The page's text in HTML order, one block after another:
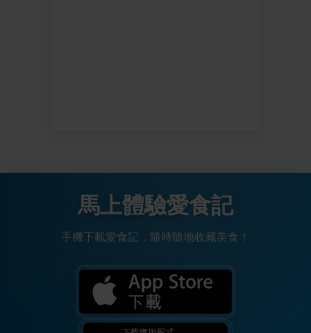
馬上體驗愛食記
手機下載愛食記，隨時隨地收藏美食！